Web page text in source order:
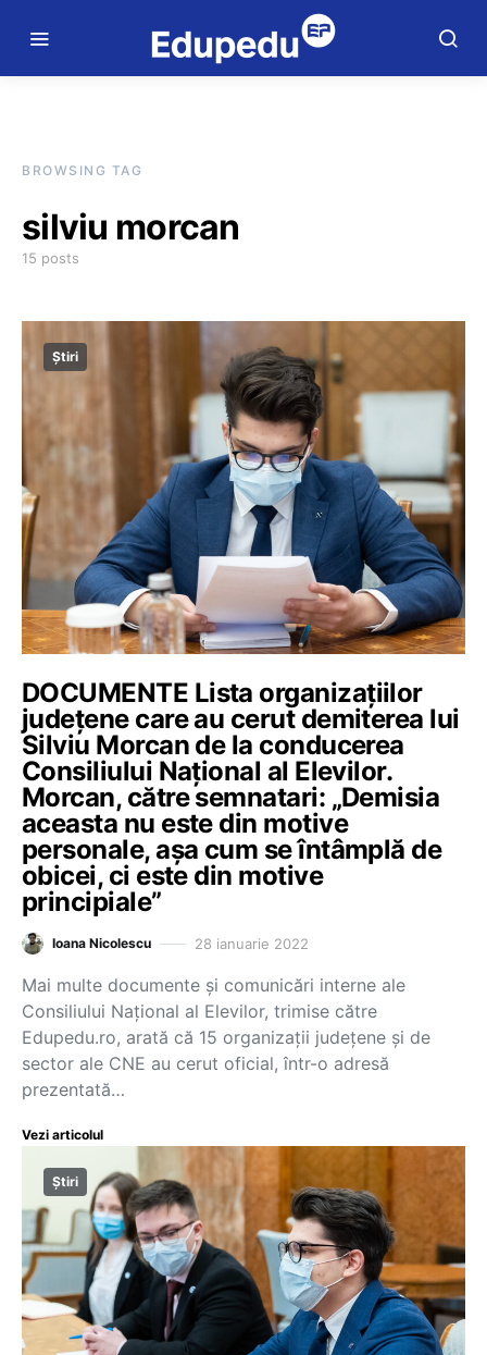
BROWSING TAG
silviu morcan
15 posts
Știri
DOCUMENTE Lista organizațiilor
județene care au cerut demiterea lui
Silviu Morcan de la conducerea
Consiliului Național al Elevilor.
Morcan, către semnatari: „Demisia
aceasta nu este din motive
personale, așa cum se întâmplă de
obicei, ci este din motive
principiale”
Ioana Nicolescu 28 ianuarie 2022
Mai multe documente și comunicări interne ale
Consiliului Național al Elevilor, trimise către
Edupedu.ro, arată că 15 organizații județene și de
sector ale CNE au cerut oficial, într-o adresă
prezentată…
Vezi articolul
Știri